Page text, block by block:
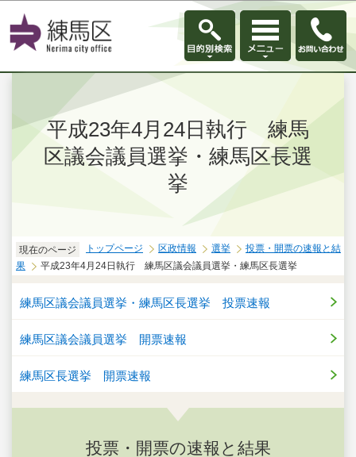
このページの本文へ移動
平成23年4月24日執行 練馬
区議会議員選挙・練馬区長選
挙
現在のページ トップページ 区政情報 選挙
投票・開票の速報と結
果
平成23年4月24日執行 練馬区議会議員選挙・練馬区長選挙
練馬区議会議員選挙・練馬区長選挙 投票速報
練馬区議会議員選挙 開票速報
練馬区長選挙 開票速報
投票・開票の速報と結果